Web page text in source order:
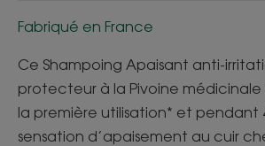
Fabriqué en France
Ce Shampoing Apaisant anti-
protecteur à la Pivoine médicinale
la première utilisation* et pendant
sensation d’apaisement au cuir